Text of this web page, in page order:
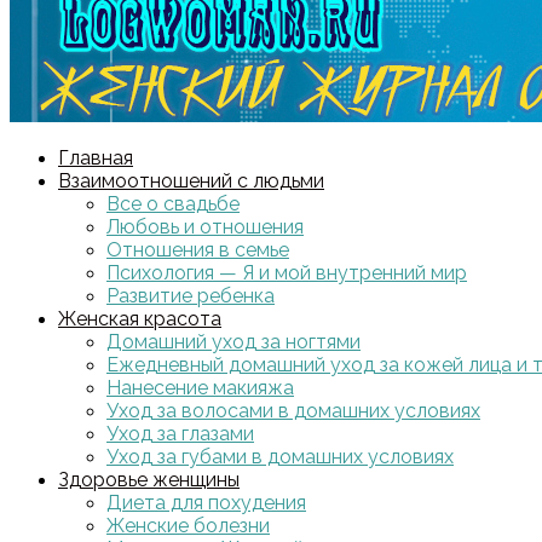
Главная
Взаимоотношений с людьми
Все о свадьбе
Любовь и отношения
Отношения в семье
Психология — Я и мой внутренний мир
Развитие ребенка
Женская красота
Домашний уход за ногтями
Ежедневный домашний уход за кожей лица и
Нанесение макияжа
Уход за волосами в домашних условиях
Уход за глазами
Уход за губами в домашних условиях
Здоровье женщины
Диета для похудения
Женские болезни